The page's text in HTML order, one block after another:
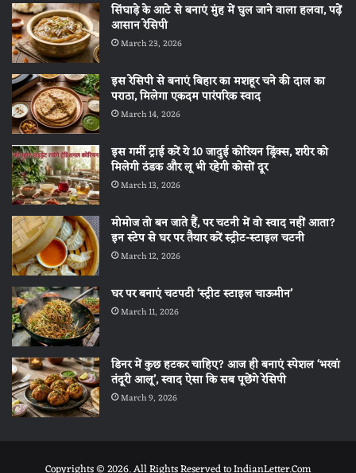
सिंघाड़े के आटे से बनाएं मुंह में घुल जाने वाला हलवा, पढ़ें
आसान रेसिपी
March 23, 2026
इस रेसिपी से बनाएं बिहार का मशहूर चने की दाल का
पराठा, मिलेगा एकदम पारंपरिक स्वाद
March 14, 2026
इस गर्मी ट्राई करें ये 10 जादुई कोरियन ड्रिंक्स, शरीर को
मिलेगी ठंडक और लू भी रहेगी कोसों दूर
March 13, 2026
मोमोज तो बन जाते हैं, पर चटनी में वो स्वाद नहीं आता?
इन स्टेप से घर पर तैयार करें स्ट्रीट-स्टाइल चटनी
March 12, 2026
घर पर बनाएं चटपटी ‘स्ट्रीट स्टाइल चाऊमीन’
March 11, 2026
डिनर में कुछ हटकर चाहिए? आज ही बनाएं स्पेशल ‘भरवां
तंदूरी आलू’, स्वाद ऐसा कि सब पूछेंगे रेसिपी
March 9, 2026